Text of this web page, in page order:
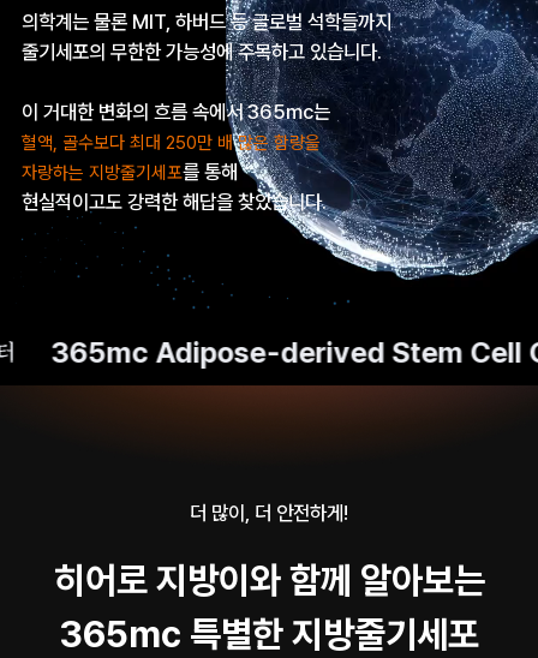
의학계는 물론 MIT, 하버드 등 글로벌 석학들까지
줄기세포의 무한한 가능성에 주목하고 있습니다.
이 거대한 변화의 흐름 속에서 365mc는
혈액, 골수보다 최대 250만 배 많은 함량을
자랑하는 지방줄기세포를 통해
현실적이고도 강력한 해답을 찾았습니다.
365mc Adipose-derived Stem Cell
더 많이, 더 안전하게!
히어로 지방이와 함께 알아보는
365mc 특별한 지방줄기세포